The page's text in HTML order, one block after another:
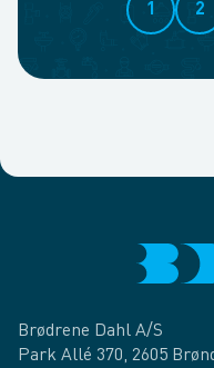
1 2
Brødrene Dahl A/S
Park Allé 370, 2605